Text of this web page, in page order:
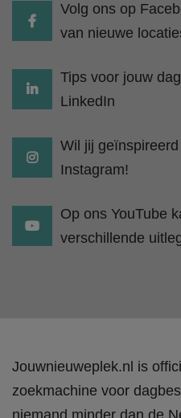
Volg ons op
van nieuwe
Tips voor jouw
LinkedIn
Wil jij
Instagram!
Op ons YouTube
verschillende
Jouwnieuweplek.nl is
zoekmachine voor
niemand minder dan de